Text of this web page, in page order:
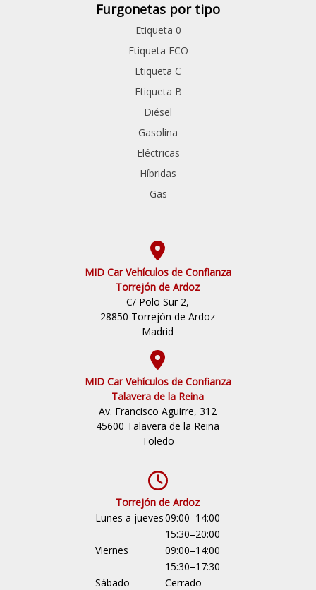
Furgonetas por tipo
Etiqueta 0
Etiqueta ECO
Etiqueta C
Etiqueta B
Diésel
Gasolina
Eléctricas
Híbridas
Gas
MID Car Vehículos de Confianza
Torrejón de Ardoz
C/ Polo Sur 2,
28850 Torrejón de Ardoz
Madrid
MID Car Vehículos de Confianza
Talavera de la Reina
Av. Francisco Aguirre, 312
45600 Talavera de la Reina
Toledo
Torrejón de Ardoz
Lunes a jueves09:00–14:00
15:30–20:00
Viernes
09:00–14:00
15:30–17:30
Sábado
Cerrado